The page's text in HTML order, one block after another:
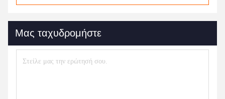
Μας ταχυδρομήστε